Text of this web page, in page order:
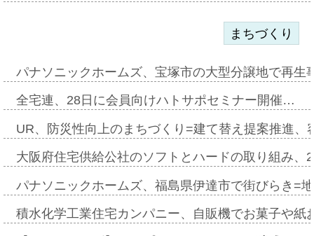
まちづくり
パナソニックホームズ、宝塚市の大型分譲地で再
全宅連、28日に会員向けハトサポセミナー開催…
UR、防災性向上のまちづくり=建て替え提案推進
大阪府住宅供給公社のソフトとハードの取り組み
パナソニックホームズ、福島県伊達市で街びらき=
積水化学工業住宅カンパニー、自販機でお菓子や